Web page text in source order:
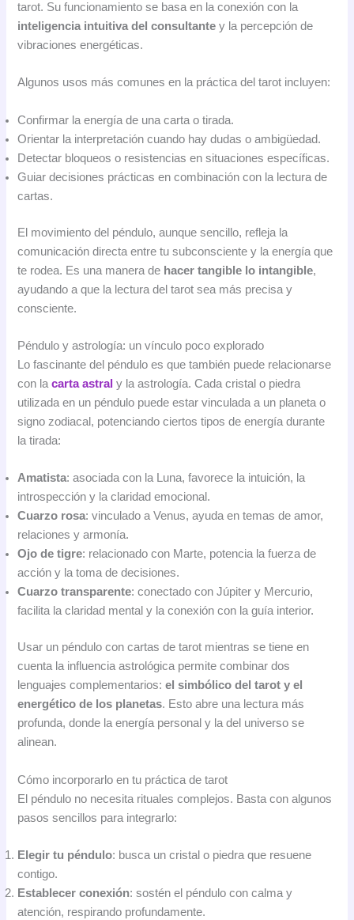
tarot. Su funcionamiento se basa en la conexión con la
inteligencia intuitiva del consultante y la percepción de
vibraciones energéticas.
Algunos usos más comunes en la práctica del tarot incluyen:
Confirmar la energía de una carta o tirada.
Orientar la interpretación cuando hay dudas o ambigüedad.
Detectar bloqueos o resistencias en situaciones específicas.
Guiar decisiones prácticas en combinación con la lectura de
cartas.
El movimiento del péndulo, aunque sencillo, refleja la
comunicación directa entre tu subconsciente y la energía que
te rodea. Es una manera de hacer tangible lo intangible,
ayudando a que la lectura del tarot sea más precisa y
consciente.
Péndulo y astrología: un vínculo poco explorado
Lo fascinante del péndulo es que también puede relacionarse
con la carta astral y la astrología. Cada cristal o piedra
utilizada en un péndulo puede estar vinculada a un planeta o
signo zodiacal, potenciando ciertos tipos de energía durante
la tirada:
Amatista: asociada con la Luna, favorece la intuición, la
introspección y la claridad emocional.
Cuarzo rosa: vinculado a Venus, ayuda en temas de amor,
relaciones y armonía.
Ojo de tigre: relacionado con Marte, potencia la fuerza de
acción y la toma de decisiones.
Cuarzo transparente: conectado con Júpiter y Mercurio,
facilita la claridad mental y la conexión con la guía interior.
Usar un péndulo con cartas de tarot mientras se tiene en
cuenta la influencia astrológica permite combinar dos
lenguajes complementarios:el simbólico del tarot y el
energético de los planetas. Esto abre una lectura más
profunda, donde la energía personal y la del universo se
alinean.
Cómo incorporarlo en tu práctica de tarot
El péndulo no necesita rituales complejos. Basta con algunos
pasos sencillos para integrarlo:
Elegir tu péndulo: busca un cristal o piedra que resuene
contigo.
Establecer conexión: sostén el péndulo con calma y
atención, respirando profundamente.